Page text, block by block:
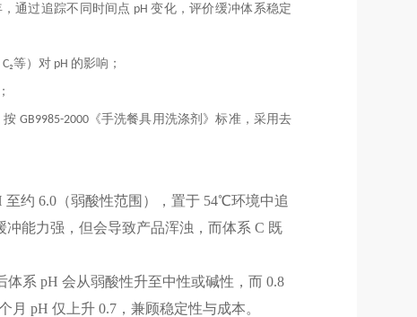
通过追踪不同时间点 pH 变化，评价缓冲体系稳定
等）对 pH 的影响；
GB9985-2000《手洗餐具用洗涤剂》标准，采用去
约 6.0（弱酸性范围），置于 54℃环境中追
能力强，但会导致产品浑浊，而体系 C 既
系 pH 会从弱酸性升至中性或碱性，而 0.8
月 pH 仅上升 0.7，兼顾稳定性与成本。